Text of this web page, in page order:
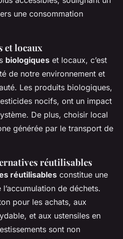
une consommation
et locaux
biologiques et locaux, c’est
de notre environnement et
Les produits biologiques,
nocifs, ont un impact
De plus, choisir local
générée par le transport de
réutilisables
réutilisables constitue une
de déchets.
pour les achats, aux
et aux ustensiles en
sont non